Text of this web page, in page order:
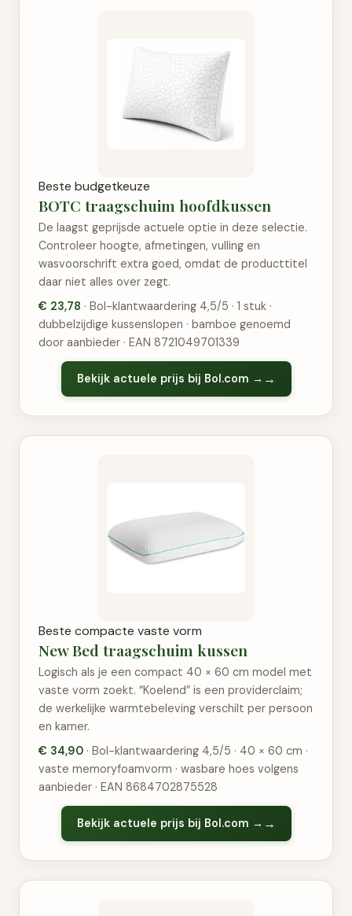
Beste budgetkeuze
BOTC traagschuim hoofdkussen
De laagst geprijsde actuele optie in deze selectie.
Controleer hoogte, afmetingen, vulling en
wasvoorschrift extra goed, omdat de producttitel
daar niet alles over zegt.
€ 23,78 · Bol-klantwaardering 4,5/5 · 1 stuk ·
dubbelzijdige kussenslopen · bamboe genoemd
door aanbieder · EAN 8721049701339
Bekijk actuele prijs bij Bol.com →
Beste compacte vaste vorm
New Bed traagschuim kussen
Logisch als je een compact 40 × 60 cm model met
vaste vorm zoekt. “Koelend” is een providerclaim;
de werkelijke warmtebeleving verschilt per persoon
en kamer.
€ 34,90 · Bol-klantwaardering 4,5/5 · 40 × 60 cm ·
vaste memoryfoamvorm · wasbare hoes volgens
aanbieder · EAN 8684702875528
Bekijk actuele prijs bij Bol.com →